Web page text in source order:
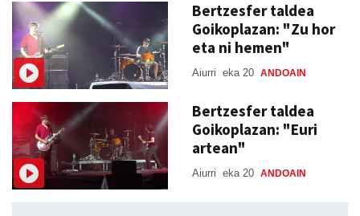
Bertzesfer taldea
Goikoplazan: "Zu hor
eta ni hemen"
Aiurri eka 20 ANDOAIN
Bertzesfer taldea
Goikoplazan: "Euri
artean"
Aiurri eka 20 ANDOAIN